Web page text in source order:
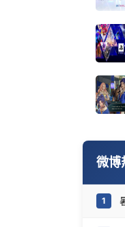
13
14
15
16
微博
1